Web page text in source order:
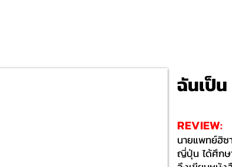
ฉันเป็น
REVIEW:
นายแพทย์ฮิซ
ญี่ปุ่น ได้ศึกษ